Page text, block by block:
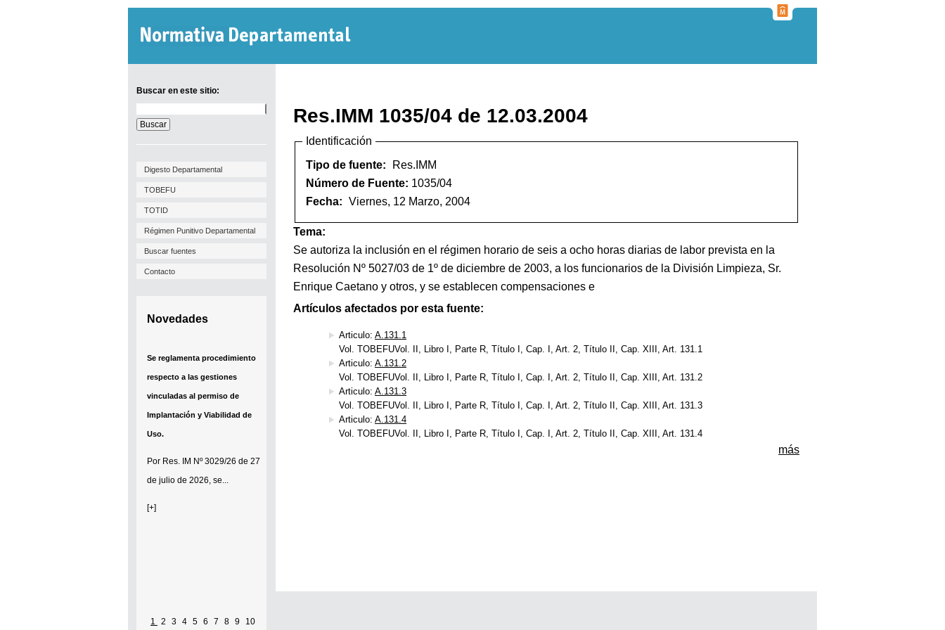
Buscar en este sitio:
en
este
sitio:
Digesto Departamental
TOBEFU
TOTID
Régimen Punitivo Departamental
Buscar fuentes
Contacto
Novedades
Se reglamenta procedimiento
respecto a las gestiones
vinculadas al permiso de
Implantación y Viabilidad de
Uso.
Por Res. IM Nº 3029/26 de 27
de julio de 2026, se...
[+]
1 2 3 4 5 6 7 8 9 10
Res.IMM 1035/04 de 12.03.2004
Identificación
Tipo de fuente:
Res.IMM
Número de Fuente: 1035/04
Fecha: Viernes, 12 Marzo, 2004
Tema:
Se autoriza la inclusión en el régimen horario de seis a ocho horas diarias de labor prevista en la
Resolución Nº 5027/03 de 1º de diciembre de 2003, a los funcionarios de la División Limpieza, Sr.
Enrique Caetano y otros, y se establecen compensaciones e
Artículos afectados por esta fuente:
Articulo: A.131.1
Vol. TOBEFUVol. II, Libro I, Parte R, Título I, Cap. I, Art. 2, Título II, Cap. XIII, Art. 131.1
Articulo: A.131.2
Vol. TOBEFUVol. II, Libro I, Parte R, Título I, Cap. I, Art. 2, Título II, Cap. XIII, Art. 131.2
Articulo: A.131.3
Vol. TOBEFUVol. II, Libro I, Parte R, Título I, Cap. I, Art. 2, Título II, Cap. XIII, Art. 131.3
Articulo: A.131.4
Vol. TOBEFUVol. II, Libro I, Parte R, Título I, Cap. I, Art. 2, Título II, Cap. XIII, Art. 131.4
más